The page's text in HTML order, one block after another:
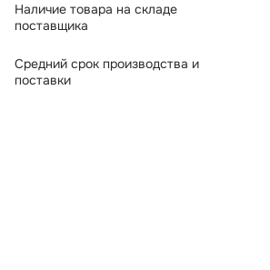
Наличие товара на складе
поставщика
Средний срок производства и
поставки